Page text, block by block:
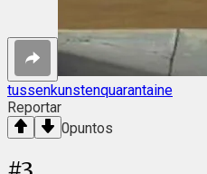
tussenkunstenquarantaine
Reportar
0puntos